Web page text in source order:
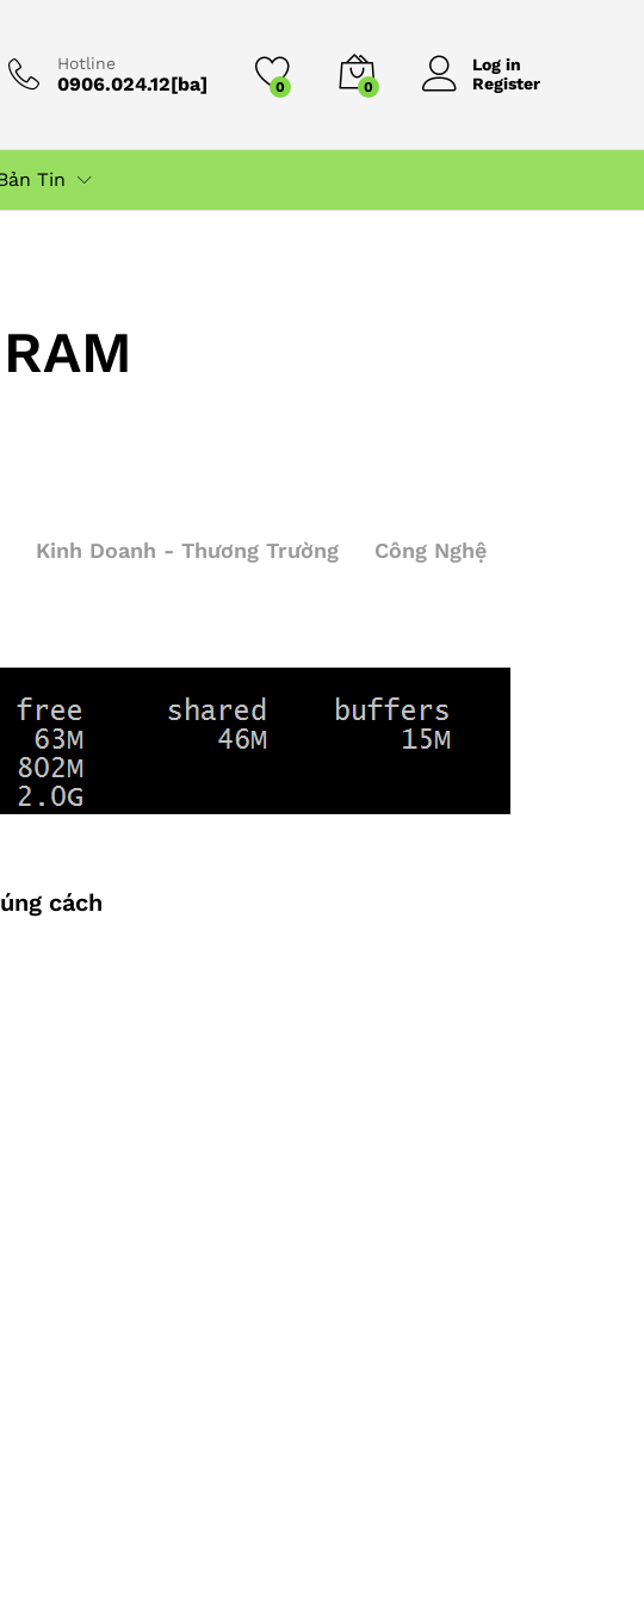
Hotline
0906.024.12[ba] 0 0
Log in
Register
Tin
Kinh Doanh - Thương Trường
Công Nghệ
cách